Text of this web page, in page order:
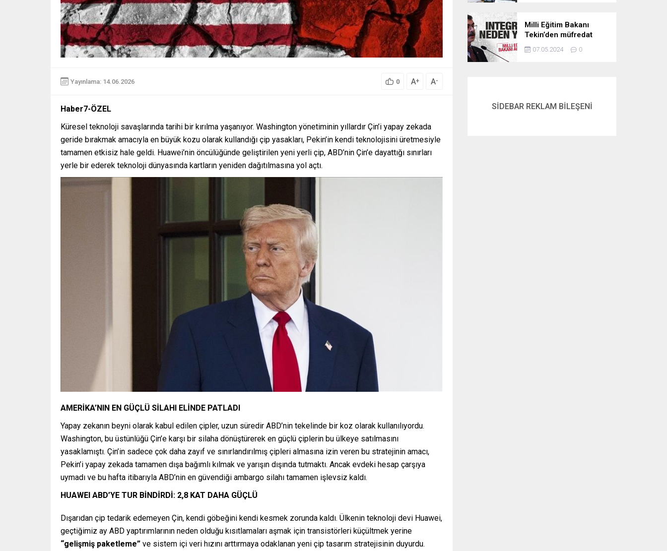
Yayınlama: 14.06.2026 0 A+ A-
Haber7-ÖZEL
Küresel teknoloji savaşlarında tarihi bir kırılma yaşanıyor. Washington yönetiminin yıllardır Çin’i yapay zekada
geride bırakmak amacıyla en büyük kozu olarak kullandığı çip yasakları, Pekin’in kendi teknolojisini üretmesiyle
tamamen etkisiz hale geldi. Huawei’nin öncülüğünde geliştirilen yeni yerli çip, ABD’nin Çin’e dayattığı sınırları
yerle bir ederek teknoloji dünyasında kartların yeniden dağıtılmasına yol açtı.
AMERİKA’NIN EN GÜÇLÜ SİLAHI ELİNDE PATLADI
Yapay zekanın beyni olarak kabul edilen çipler, uzun süredir ABD’nin tekelinde bir koz olarak kullanılıyordu.
Washington, bu üstünlüğü Çin’e karşı bir silaha dönüştürerek en güçlü çiplerin bu ülkeye satılmasını
yasaklamıştı. Çin’in sadece çok daha zayıf ve sınırlandırılmış çipleri almasına izin veren bu stratejinin amacı,
Pekin’i yapay zekada tamamen dışa bağımlı kılmak ve yarışın dışında tutmaktı. Ancak evdeki hesap çarşıya
uymadı ve bu hafta itibarıyla ABD’nin en güvendiği ambargo silahı tamamen işlevsiz kaldı.
HUAWEI ABD’YE TUR BİNDİRDİ: 2,8 KAT DAHA GÜÇLÜ
Dışarıdan çip tedarik edemeyen Çin, kendi göbeğini kendi kesmek zorunda kaldı. Ülkenin teknoloji devi Huawei,
geçtiğimiz ay ABD yaptırımlarının neden olduğu kısıtlamaları aşmak için transistörleri küçültmek yerine
“gelişmiş paketleme” ve sistem içi veri hızını arttırmaya odaklanan yeni çip tasarım stratejisinin duyurdu.
Milli Eğitim Bakanı
Tekin’den müfredat
açıklaması! İntegral
neden yok? İşte
07.05.2024 0
SİDEBAR REKLAM BİLEŞENİ